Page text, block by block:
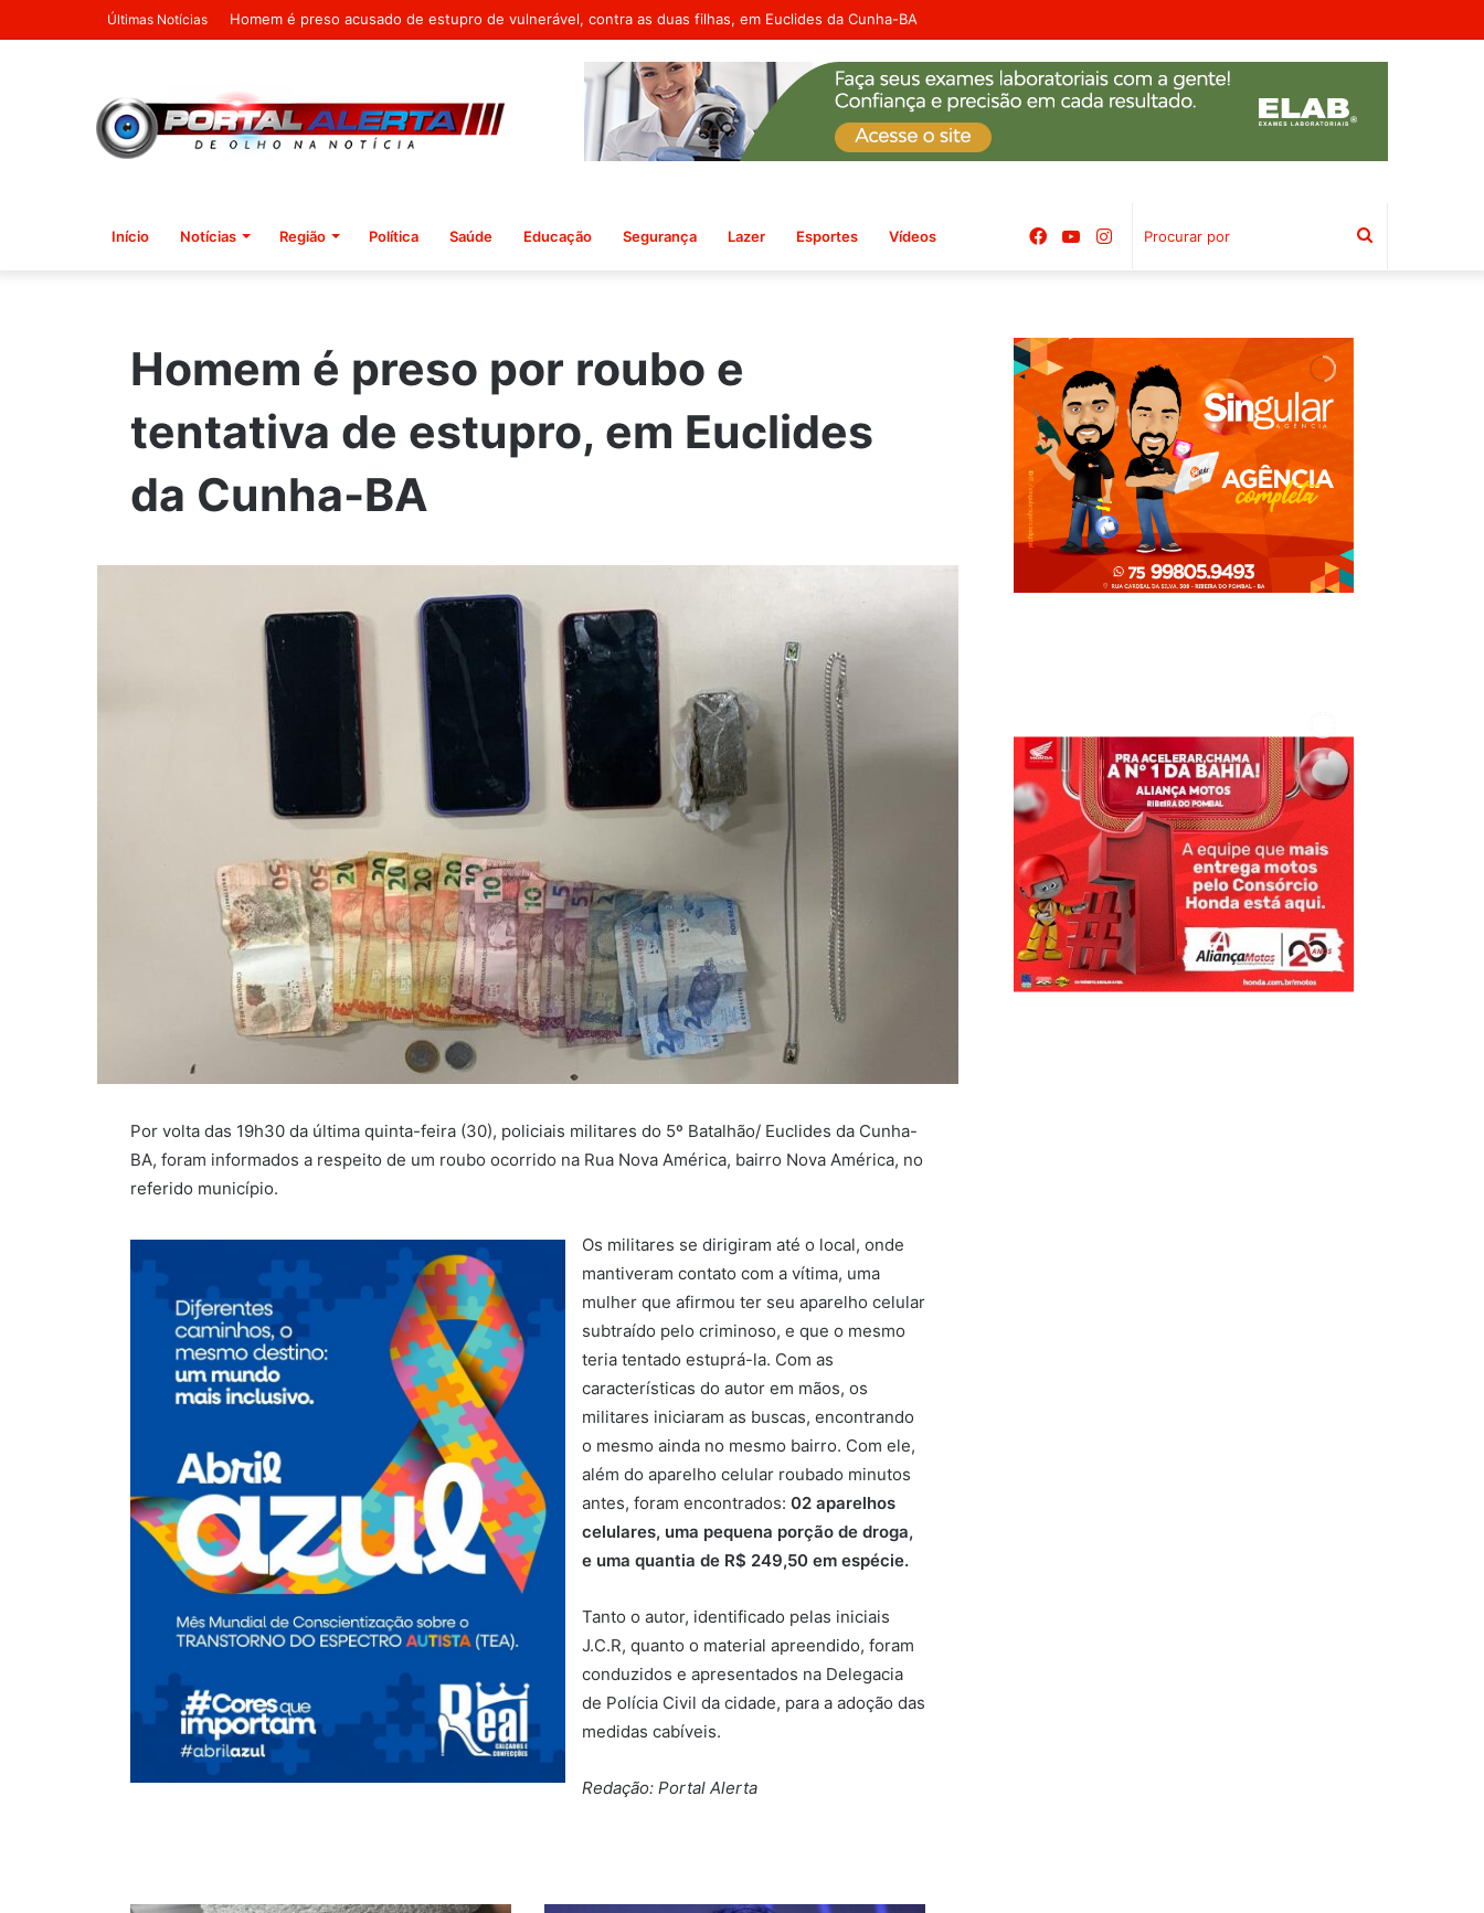
Últimas Notícias Fraudes no INSS: PF indicia Stefanutto e mais cinco em segundo inquérito
Início Notícias Região Política Saúde Educação Segurança Lazer Esportes Vídeos Procurar
Instagram
YouTube
Facebook
Homem é preso por roubo e
tentativa de estupro, em Euclides
da Cunha-BA
Por volta das 19h30 da última quinta-feira (30), policiais militares do 5º Batalhão/ Euclides da Cunha-
BA, foram informados a respeito de um roubo ocorrido na Rua Nova América, bairro Nova América, no
referido município.
Os militares se dirigiram até o local, onde
mantiveram contato com a vítima, uma
mulher que afirmou ter seu aparelho celular
subtraído pelo criminoso, e que o mesmo
teria tentado estuprá-la. Com as
características do autor em mãos, os
militares iniciaram as buscas, encontrando
o mesmo ainda no mesmo bairro. Com ele,
além do aparelho celular roubado minutos
antes, foram encontrados: 02 aparelhos
celulares, uma pequena porção de droga,
e uma quantia de R$ 249,50 em espécie.
Tanto o autor, identificado pelas iniciais
J.C.R, quanto o material apreendido, foram
conduzidos e apresentados na Delegacia
de Polícia Civil da cidade, para a adoção das
medidas cabíveis.
Redação: Portal Alerta